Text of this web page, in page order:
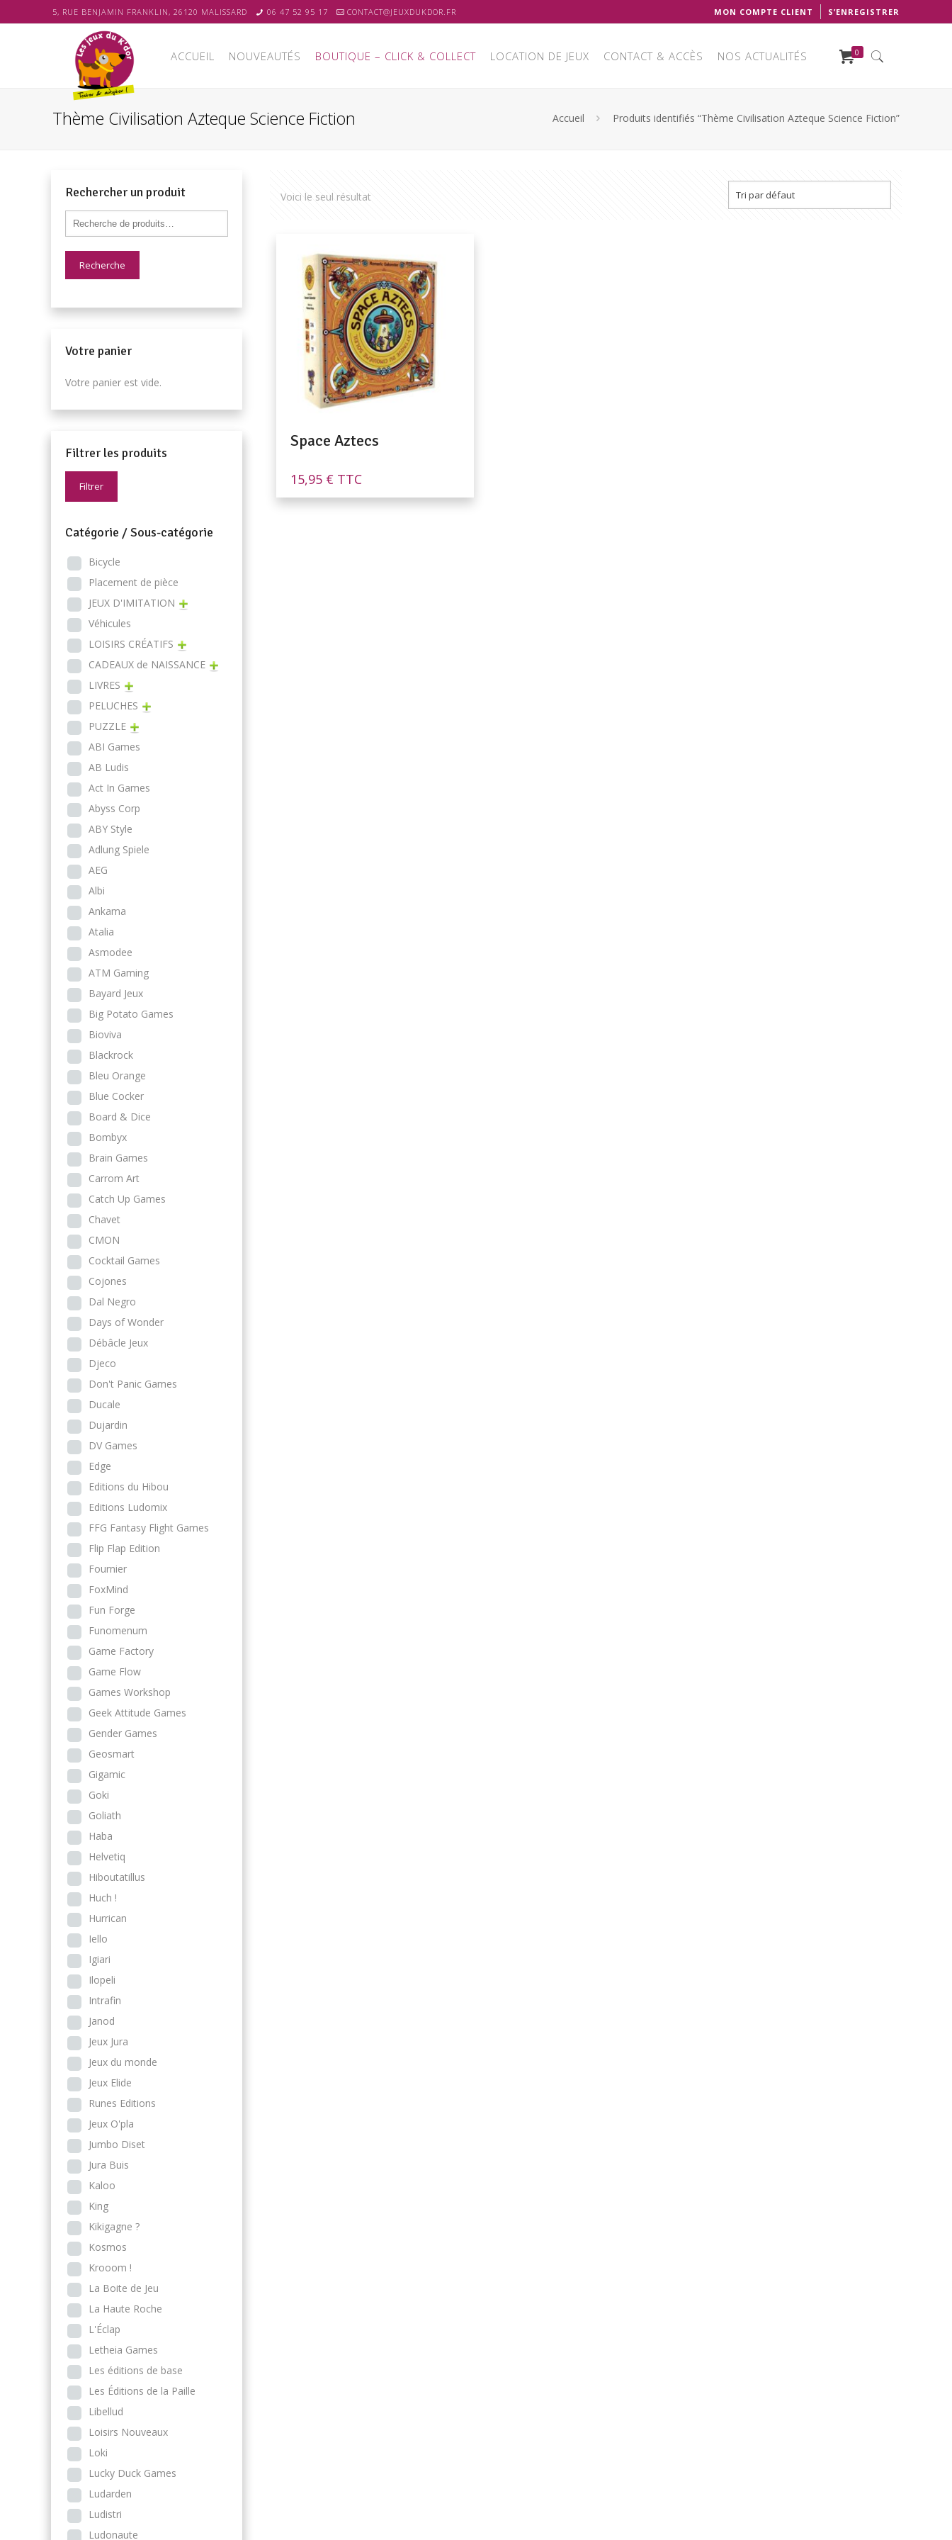
5, RUE BENJAMIN FRANKLIN, 26120 MALISSARD 06 47 52 95 17 CONTACT@JEUXDUKDOR.FR MON COMPTE CLIENT S’ENREGISTRER
ACCUEIL NOUVEAUTÉS BOUTIQUE – CLICK & COLLECT LOCATION DE JEUX CONTACT & ACCÈS NOS ACTUALITÉS 0
Thème Civilisation Azteque Science Fiction Accueil Produits identifiés “Thème Civilisation Azteque Science Fiction”
Voici le seul résultat
Space Aztecs
15,95 € TTC
Rechercher un produit
Recherche
Votre panier
Votre panier est vide.
Filtrer les produits
Filtrer
Catégorie / Sous-catégorie
Bicycle
Placement de pièce
JEUX D'IMITATION
Véhicules
LOISIRS CRÉATIFS
CADEAUX de NAISSANCE
LIVRES
PELUCHES
PUZZLE
ABI Games
AB Ludis
Act In Games
Abyss Corp
ABY Style
Adlung Spiele
AEG
Albi
Ankama
Atalia
Asmodee
ATM Gaming
Bayard Jeux
Big Potato Games
Bioviva
Blackrock
Bleu Orange
Blue Cocker
Board & Dice
Bombyx
Brain Games
Carrom Art
Catch Up Games
Chavet
CMON
Cocktail Games
Cojones
Dal Negro
Days of Wonder
Débâcle Jeux
Djeco
Don't Panic Games
Ducale
Dujardin
DV Games
Edge
Editions du Hibou
Editions Ludomix
FFG Fantasy Flight Games
Flip Flap Edition
Fournier
FoxMind
Fun Forge
Funomenum
Game Factory
Game Flow
Games Workshop
Geek Attitude Games
Gender Games
Geosmart
Gigamic
Goki
Goliath
Haba
Helvetiq
Hiboutatillus
Huch !
Hurrican
Iello
Igiari
Ilopeli
Intrafin
Janod
Jeux Jura
Jeux du monde
Jeux Elide
Runes Editions
Jeux O'pla
Jumbo Diset
Jura Buis
Kaloo
King
Kikigagne ?
Kosmos
Krooom !
La Boite de Jeu
La Haute Roche
L'Éclap
Letheia Games
Les éditions de base
Les Éditions de la Paille
Libellud
Loisirs Nouveaux
Loki
Lucky Duck Games
Ludarden
Ludistri
Ludonaute